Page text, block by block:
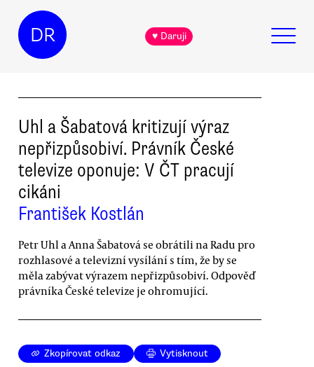
DR ♥ Daruji
Uhl a Šabatová kritizují výraz
nepřizpůsobiví. Právník České
televize oponuje: V ČT pracují
cikáni
František Kostlán
Petr Uhl a Anna Šabatová se obrátili na Radu pro
rozhlasové a televizní vysílání s tím, že by se
měla zabývat výrazem nepřizpůsobiví. Odpověď
právníka České televize je ohromující.
Zkopírovat odkaz Vytisknout